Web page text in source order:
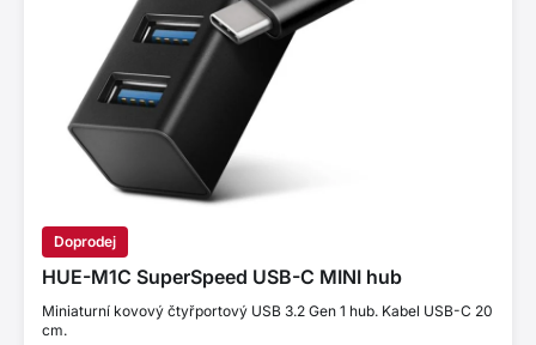
Doprodej
HUE-M1C SuperSpeed USB-C MINI hub
Miniaturní kovový čtyřportový USB 3.2 Gen 1 hub. Kabel USB-C 20
cm.